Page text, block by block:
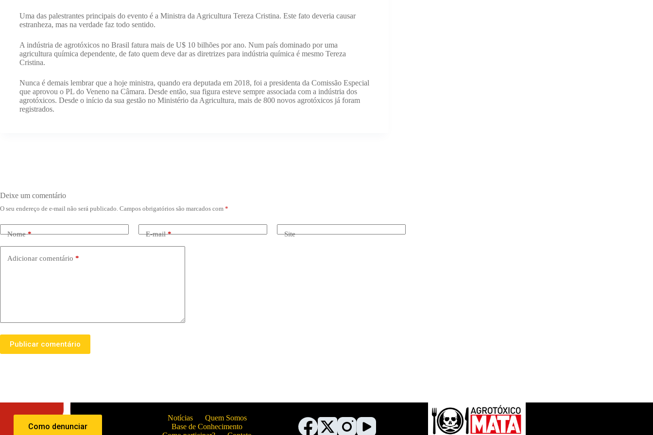
Uma das palestrantes principais do evento é a Ministra da Agricultura Tereza Cristina. Este fato deveria causar
estranheza, mas na verdade faz todo sentido.
A indústria de agrotóxicos no Brasil fatura mais de U$ 10 bilhões por ano. Num país dominado por uma
agricultura química dependente, de fato quem deve dar as diretrizes para indústria química é mesmo Tereza
Cristina.
Nunca é demais lembrar que a hoje ministra, quando era deputada em 2018, foi a presidenta da Comissão Especial
que aprovou o PL do Veneno na Câmara. Desde então, sua figura esteve sempre associada com a indústria dos
agrotóxicos. Desde o início da sua gestão no Ministério da Agricultura, mais de 800 novos agrotóxicos já foram
registrados.
Deixe um comentário
O seu endereço de e-mail não será publicado. Campos obrigatórios são marcados com *
Nome* E-mail* Site
Adicionar comentário *
Publicar comentário
Como denunciar
Notícias
Quem Somos
Base de Conhecimento